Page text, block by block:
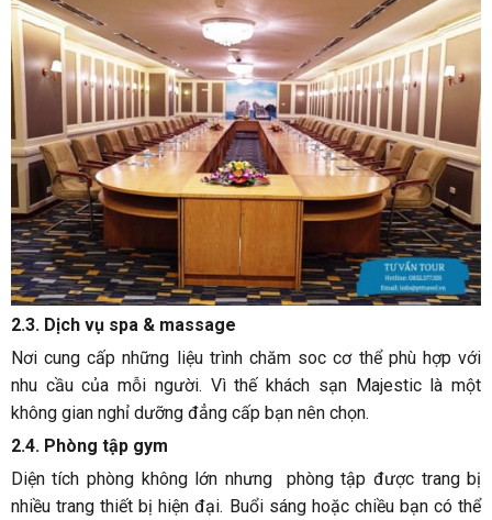
2.3. Dịch vụ spa & massage
Nơi cung cấp những liệu trình chăm soc cơ thể phù hợp với
nhu cầu của mỗi người. Vì thế khách sạn Majestic là một
không gian nghỉ dưỡng đẳng cấp bạn nên chọn.
2.4. Phòng tập gym
Diện tích phòng không lớn nhưng phòng tập được trang bị
nhiều trang thiết bị hiện đại. Buổi sáng hoặc chiều bạn có thể